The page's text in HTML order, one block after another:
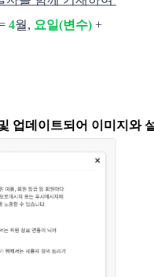
4월, 요일(변수) +
업데이트되어 이미지와